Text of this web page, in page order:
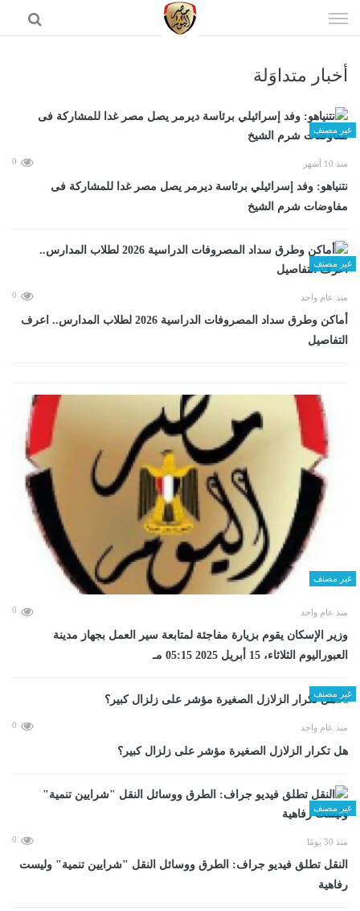
الى
أخبار متداوَلة
غير مصنف
منذ 10 أشهر 0
نتنياهو: وفد إسرائيلي برئاسة ديرمر يصل مصر غدا للمشاركة فى
مفاوضات شرم الشيخ
غير مصنف
منذ عام واحد 0
أماكن وطرق سداد المصروفات الدراسية 2026 لطلاب المدارس.. اعرف
التفاصيل
غير مصنف
منذ عام واحد 0
وزير الإسكان يقوم بزيارة مفاجئة لمتابعة سير العمل بجهاز مدينة
العبوراليوم الثلاثاء، 15 أبريل 2025 05:15 مـ
غير مصنف
منذ عام واحد 0
هل تكرار الزلازل الصغيرة مؤشر على زلزال كبير؟
غير مصنف
منذ 30 يومًا 0
​النقل تطلق فيديو جراف: الطرق ووسائل النقل "شرايين تنمية" وليست
رفاهية